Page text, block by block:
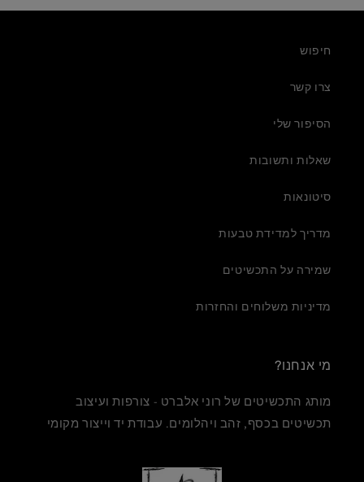
חיפוש
צרו קשר
הסיפור שלי
שאלות ותשובות
סיטונאות
מדריך למדידת טבעות
שמירה על התכשיטים
מדיניות משלוחים והחזרות
מי אנחנו?
מותג התכשיטים של רוני אלברט - צורפות ועיצוב
תכשיטים בכסף, זהב ויהלומים. עבודת יד וייצור מקומי